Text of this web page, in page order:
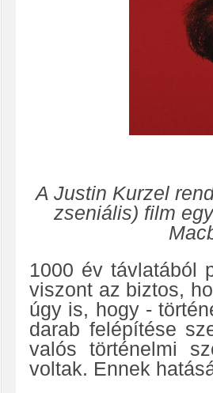
A Justin Kurzel
zseniális) film
1000 év távlatából
viszont az biztos,
úgy is, hogy -
darab felépítése
valós történelmi
voltak. Ennek